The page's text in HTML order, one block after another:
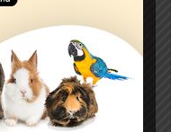
yapılmalıdır.
önüne
kulak